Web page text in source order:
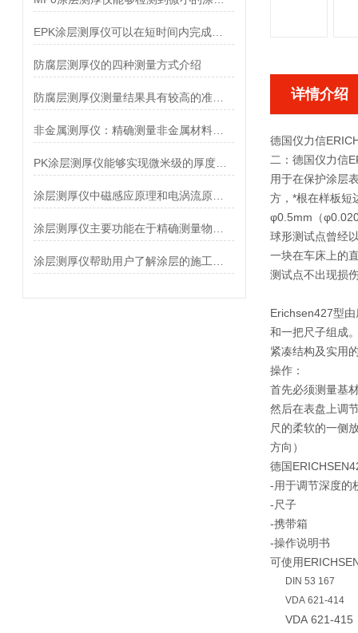
防腐层测厚仪的四种测量方式介绍
详情介绍
德国仪力信
二：德国仪力信
用于在保护涂层
方，*根在样板短
φ0.5mm（
球形测试点曾经
一块在车床上的
测试点不出现损
Erichsen427型
和一把尺子组成
紧凑结构及实用
操作：
首先必须测量基
然后在表盘上调
尺的柔软的一侧
方向）
德国
-用于调节深度的
-尺子
-携带箱
-操作说明书
可使用
DIN 53 167
VDA 621-414
VDA 621-415